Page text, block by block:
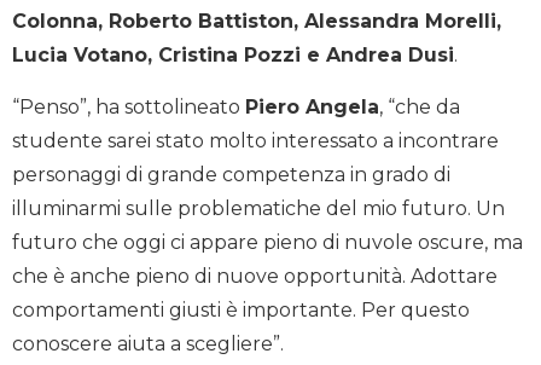
Colonna, Roberto Battiston, Alessandra Morelli,
Lucia Votano, Cristina Pozzi e Andrea Dusi.
“Penso”, ha sottolineato Piero Angela, “che da
studente sarei stato molto interessato a incontrare
personaggi di grande competenza in grado di
illuminarmi sulle problematiche del mio futuro. Un
futuro che oggi ci appare pieno di nuvole oscure, ma
che è anche pieno di nuove opportunità. Adottare
comportamenti giusti è importante. Per questo
conoscere aiuta a scegliere”.